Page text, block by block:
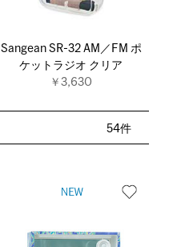
Sangean SR-32 AM／FM ポ
ケットラジオ クリア
￥3,630
54件